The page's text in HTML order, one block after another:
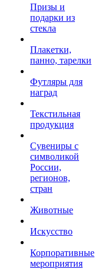
Призы и
подарки из
стекла
Плакетки,
панно, тарелки
Футляры для
наград
Текстильная
продукция
Сувениры с
символикой
России,
регионов,
стран
Животные
Искусство
Корпоративные
мероприятия